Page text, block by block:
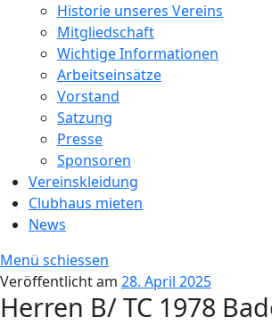
Historie unseres Vereins
Mitgliedschaft
Wichtige Informationen
Arbeitseinsätze
Vorstand
Satzung
Presse
Sponsoren
Vereinskleidung
Clubhaus mieten
News
Menü schiessen
Veröffentlicht am 28. April 2025
Herren B/ TC 1978